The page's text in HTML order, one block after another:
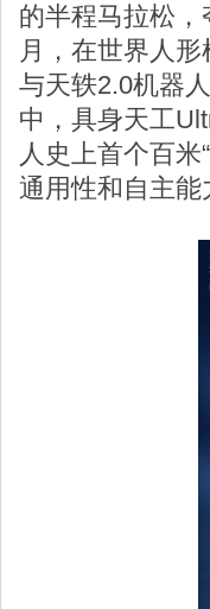
的半程马拉松
月，在世界人
与天轶2.0机器
中，具身天工
人史上首个百米
通用性和自主